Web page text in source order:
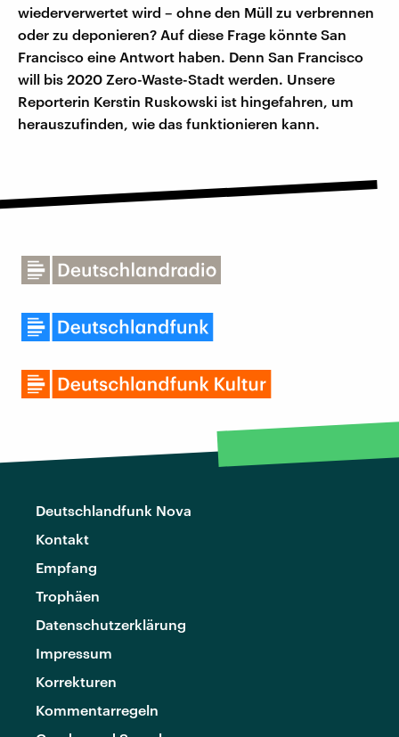
wiederverwertet wird – ohne den Müll zu verbrennen
oder zu deponieren? Auf diese Frage könnte San
Francisco eine Antwort haben. Denn San Francisco
will bis 2020 Zero-Waste-Stadt werden. Unsere
Reporterin Kerstin Ruskowski ist hingefahren, um
herauszufinden, wie das funktionieren kann.
Deutschlandfunk Nova
Kontakt
Empfang
Trophäen
Datenschutzerklärung
Impressum
Korrekturen
Kommentarregeln